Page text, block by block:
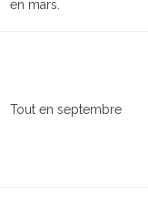
en mars.
Tout en septembre